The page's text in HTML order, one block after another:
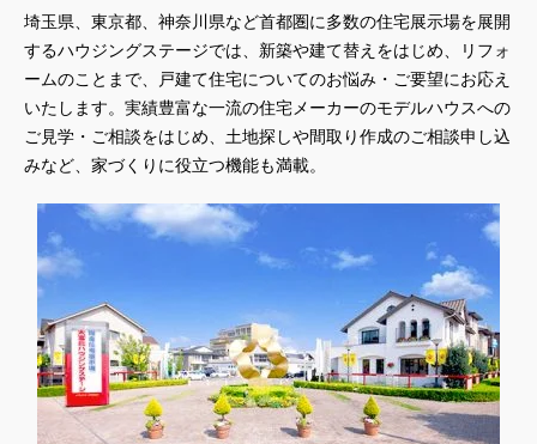
埼玉県、東京都、神奈川県など首都圏に多数の住宅展示場を展開
するハウジングステージでは、新築や建て替えをはじめ、リフォ
ームのことまで、戸建て住宅についてのお悩み・ご要望にお応え
いたします。実績豊富な一流の住宅メーカーのモデルハウスへの
ご見学・ご相談をはじめ、土地探しや間取り作成のご相談申し込
みなど、家づくりに役立つ機能も満載。